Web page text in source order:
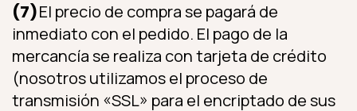
(7)El precio de compra se pagará de
inmediato con el pedido. El pago de la
mercancía se realiza con tarjeta de crédito
(nosotros utilizamos el proceso de
transmisión «SSL» para el encriptado de sus